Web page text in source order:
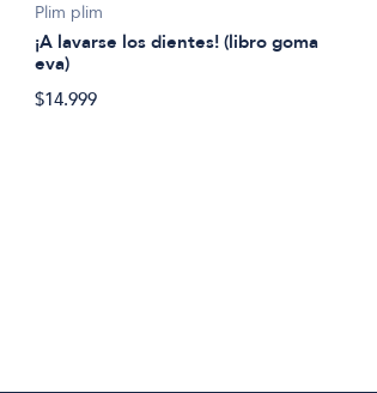
Plim plim
¡A lavarse los dientes! (libro goma
eva)
$14.999